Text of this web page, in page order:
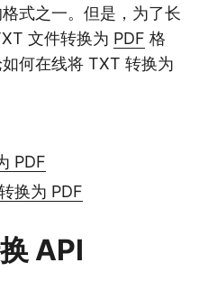
式之一。但是，为了长
文件转换为 PDF 格
何在线将 TXT 转换为
PDF
换为 PDF
API